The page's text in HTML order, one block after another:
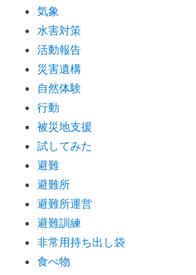
気象
水害対策
活動報告
災害遺構
自然体験
行動
被災地支援
試してみた
避難
避難所
避難所運営
避難訓練
非常用持ち出し袋
食べ物